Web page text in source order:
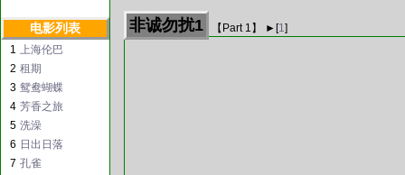
电影列表
1 上海伦巴
2 租期
3 鸳鸯蝴蝶
4 芳香之旅
5 洗澡
6 日出日落
7 孔雀
非诚勿扰1 【Part 1 】 ► [1]